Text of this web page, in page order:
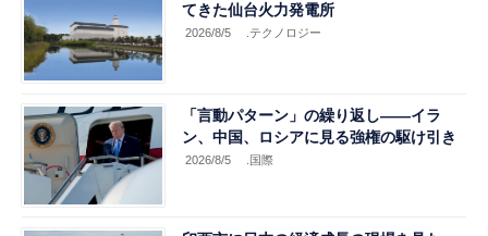
てきた仙台火力発電所
2026/8/5 .テクノロジー
「言動パターン」の繰り返し――イラ
ン、中国、ロシアに見る強権の駆け引き
2026/8/5 .国際